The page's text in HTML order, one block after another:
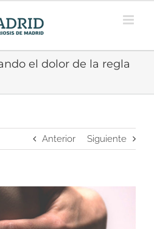
el dolor de la regla
Anterior Siguiente